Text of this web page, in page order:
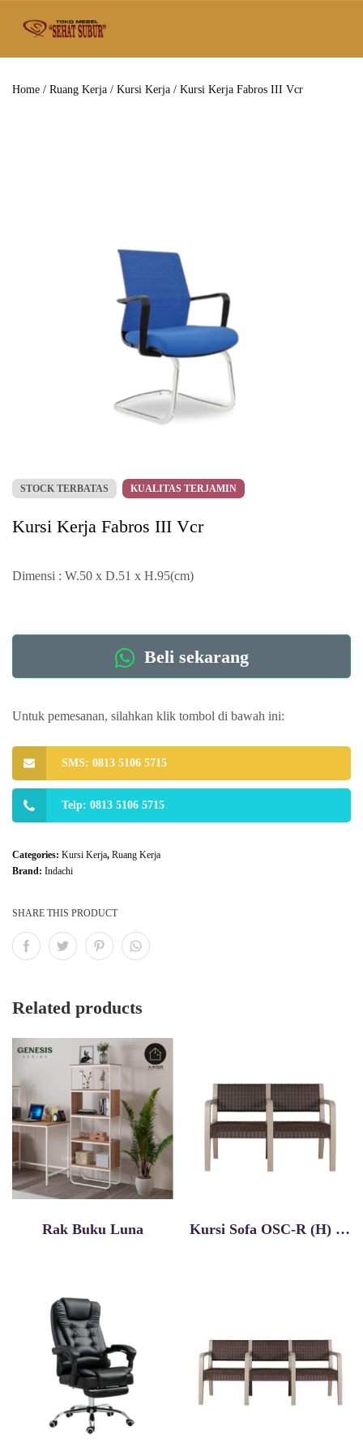
Home / Ruang Kerja / Kursi Kerja / Kursi Kerja Fabros III Vcr
STOCK TERBATAS KUALITAS TERJAMIN
Kursi Kerja Fabros III Vcr
Dimensi : W.50 x D.51 x H.95(cm)
Beli sekarang
Untuk pemesanan, silahkan klik tombol di bawah ini:
SMS: 0813 5106 5715
Telp: 0813 5106 5715
Categories: Kursi Kerja, Ruang Kerja
Brand: Indachi
SHARE THIS PRODUCT
Related products
Rak Buku Luna Kursi Sofa OSC-R (H) 2 Seater